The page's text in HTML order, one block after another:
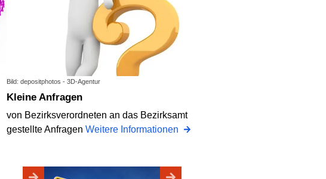
Bild: depositphotos - 3D-Agentur
Kleine Anfragen
von Bezirksverordneten an das Bezirksamt
gestellte Anfragen Weitere Informationen